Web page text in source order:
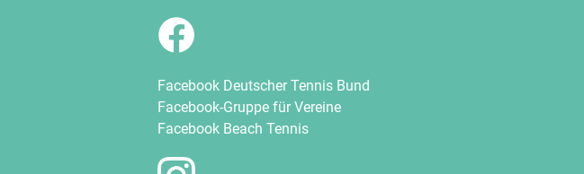
Facebook Deutscher Tennis Bund
Facebook-Gruppe für Vereine
Facebook Beach Tennis